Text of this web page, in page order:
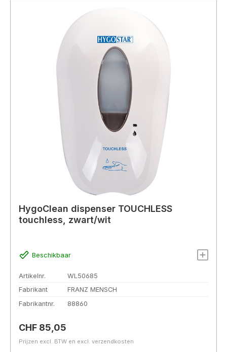
HygoClean dispenser TOUCHLESS
touchless, zwart/wit
Beschikbaar
Artikelnr.
WL50685
Fabrikant
FRANZ MENSCH
Fabrikantnr.
88860
Normale prijs:
CHF 85,05
Prijzen excl. BTW en excl. verzendkosten